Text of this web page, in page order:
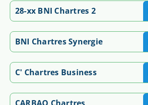
28-xx BNI Chartres 2
BNI Chartres Synergie
C'​ Chartres Business
CARBAO Chartres